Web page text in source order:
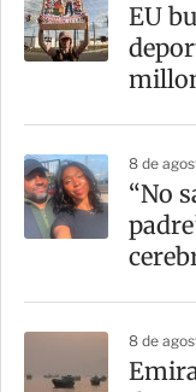
EU
8 de
“No
8 de